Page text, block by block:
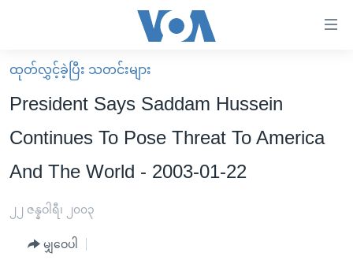
လွယ်ကူ
စေ
သည့်
များ
ပင်မ
မူလစာမျက်နှာ
မြန်မာ
ကမ္ဘာ့သတင်းများ
နိုင်ငံတကာ
အစ္စရေး-ပါလက်စတိုင်း
ဗွီဒီယို
ရပ်ဝန်းတခု လမ်းတခု အလွန်
အင်္ဂလိပ်စာလေ့လာမယ်
ထုတ်လွှင့်ခဲ့ပြီး သတင်းများ
President Says Saddam Hussein
Continues To Pose Threat To America
And The World - 2003-01-22
၂၂ ဇန္နဝါရီ၊ ၂၀၀၃
မျှဝေပါ